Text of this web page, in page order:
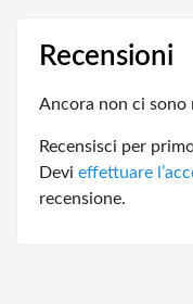
Recensioni
Ancora non ci sono
Recensisci per
Devi effettuare
recensione.